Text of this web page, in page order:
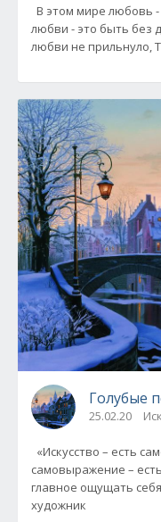
В этом мире любовь -
любви - это быть без друзей. Тот, чье
Голубые
25.02.20
«Искусство – есть
самовыражение –
главное ощущать
художник